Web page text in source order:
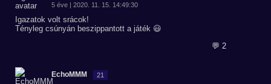
5 éve | 2020. 11. 15. 14:49:30
Igazatok volt srácok!
Tényleg csúnyán beszippantott a játék 😃
💬 2
EchoMMM 21